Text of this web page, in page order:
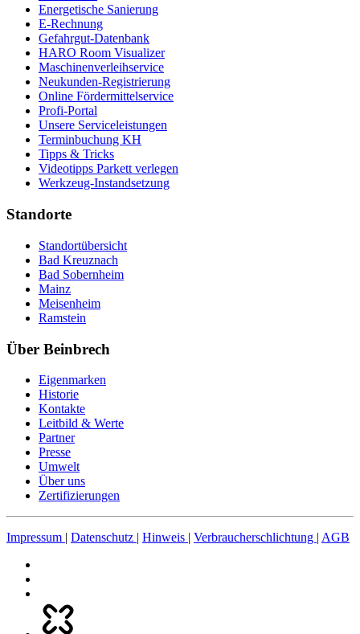
Energetische Sanierung
E-Rechnung
Gefahrgut-Datenbank
HARO Room Visualizer
Maschinenverleihservice
Neukunden-Registrierung
Online Fördermittelservice
Profi-Portal
Unsere Serviceleistungen
Terminbuchung KH
Tipps & Tricks
Videotipps Parkett verlegen
Werkzeug-Instandsetzung
Standorte
Standortübersicht
Bad Kreuznach
Bad Sobernheim
Mainz
Meisenheim
Ramstein
Über Beinbrech
Eigenmarken
Historie
Kontakte
Leitbild & Werte
Partner
Presse
Umwelt
Über uns
Zertifizierungen
Impressum | Datenschutz | Hinweis | Verbraucherschlichtung | AGB